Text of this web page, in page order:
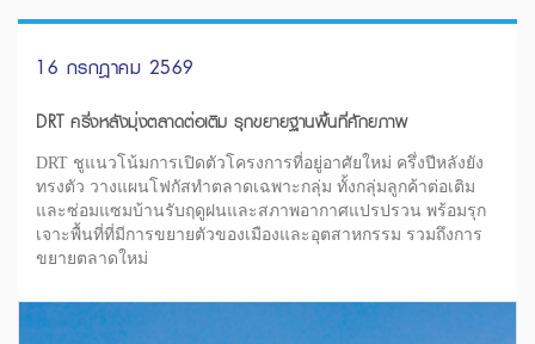
16 กรกฎาคม 2569
DRT ครึ่งหลังมุ่งตลาดต่อเติม รุกขยายฐานพื้นที่ศักยภาพ
DRT ชูแนวโน้มการเปิดตัวโครงการที่อยู่อาศัยใหม่ ครึ่งปีหลังยัง
ทรงตัว วางแผนโฟกัสทำตลาดเฉพาะกลุ่ม ทั้งกลุ่มลูกค้าต่อเติม
และซ่อมแซมบ้านรับฤดูฝนและสภาพอากาศแปรปรวน พร้อมรุก
เจาะพื้นที่ที่มีการขยายตัวของเมืองและอุตสาหกรรม รวมถึงการ
ขยายตลาดใหม่